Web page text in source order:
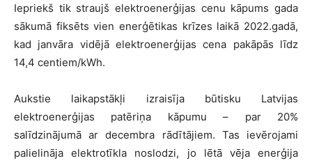
Iepriekš tik straujš elektroenerģijas cenu kāpums gada
sākumā fiksēts vien enerģētikas krīzes laikā 2022.gadā,
kad janvāra vidējā elektroenerģijas cena pakāpās līdz
14,4 centiem/kWh.
Aukstie laikapstākļi izraisīja būtisku Latvijas
elektroenerģijas patēriņa kāpumu – par 20%
salīdzinājumā ar decembra rādītājiem. Tas ievērojami
palielināja elektrotīkla noslodzi, jo lētā vēja enerģija